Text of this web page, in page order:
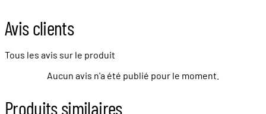
Avis clients
Tous les avis sur le produit
Aucun avis n'a été publié pour le moment.
Produits similaires